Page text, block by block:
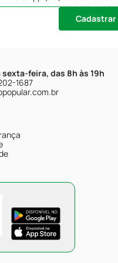
Cadastrar
sexta-feira, das 8h às 19h
1687